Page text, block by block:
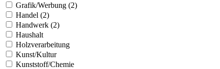
Grafik/Werbung (2)
Handel (2)
Handwerk (2)
Haushalt
Holzverarbeitung
Kunst/Kultur
Kunststoff/Chemie